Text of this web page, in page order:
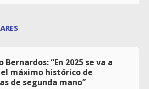
Bernardos: “En 2025 se va a
máximo histórico de
de segunda mano”